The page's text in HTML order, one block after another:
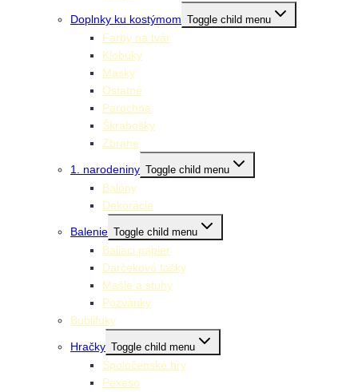
Doplnky ku kostýmom Toggle child menu
Farby na tvár
Klobúky
Masky
Ostatné
Parochne
Škrabošky
Zbrane
1. narodeniny Toggle child menu
Balóny
Dekorácie
Balenie Toggle child menu
Baliaci papier
Darčekové tašky
Mašle a stuhy
Pozvánky
Bublifuky
Hračky Toggle child menu
Spoločenské hry
Pexeso